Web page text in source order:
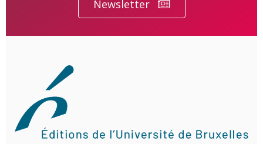
Newsletter